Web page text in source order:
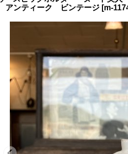
ンティーク ビンテージ [m-